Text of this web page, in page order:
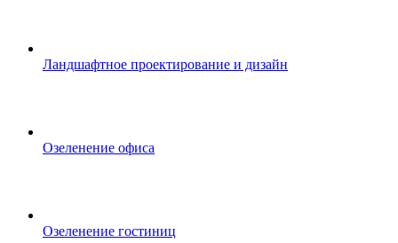
Ландшафтное проектирование и дизайн
Озеленение офиса
Озеленение гостиниц